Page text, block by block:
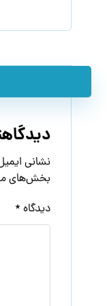
نشانی
بخش‌های
دیدگاه *